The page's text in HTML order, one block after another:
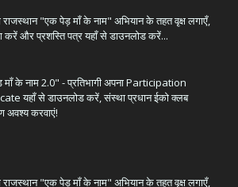
राजस्थान "एक पेड़ माँ के नाम" अभियान के तहत वृक्ष लगाएँ,
करें और प्रशस्ति पत्र यहाँ से डाउनलोड करें...
के नाम 2.0" - प्रतिभागी अपना Participation
यहाँ से डाउनलोड करें, संस्था प्रधान ईको क्लब
अवश्य करवाएं!
राजस्थान "एक पेड़ माँ के नाम" अभियान के तहत वृक्ष लगाएँ,